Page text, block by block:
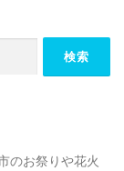
のお祭りや花火